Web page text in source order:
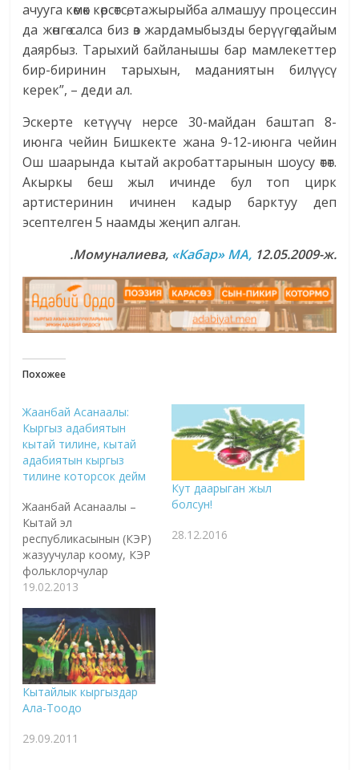
ачууга көмөк көрсөтсө, тажырыйба алмашуу процессин
да жөнгө салса биз өз жардамыбызды берүүгө дайым
даярбыз. Тарыхий байланышы бар мамлекеттер
бир-биринин тарыхын, маданиятын билүүсү
керек”, – деди ал.
Эскерте кетүүчү нерсе 30-майдан баштап 8-
июнга чейин Бишкекте жана 9-12-июнга чейин
Ош шаарында кытай акробаттарынын шоусу өтөт.
Акыркы беш жыл ичинде бул топ цирк
артистеринин ичинен кадыр барктуу деп
эсептелген 5 наамды жеңип алган.
.Момуналиева, «Кабар» МА,12.05.2009-ж.
Похожее
Жаанбай Асанаалы:
Кыргыз адабиятын
кытай тилине, кытай
адабиятын кыргыз
тилине которсок дейм
Жаанбай Асанаалы –
Кытай эл
республикасынын (КЭР)
жазуучулар коому, КЭР
фольклорчулар
коомунун жана КЭР
коому, о.э., ШУАР
(жазуучулар коому,
фольклорчулар коому,
котормо кызматчылар
коому) мүчөсү. ШУАР эл
өкмөтү тарых маданият
изилдөө ордунун атайын
сунуш этилген
изилдөөчүсү, «Шинжан
19.02.2013
Кут даарыган жыл
болсун!
28.12.2016
Кытайлык кыргыздар
Ала-Тоодо
29.09.2011